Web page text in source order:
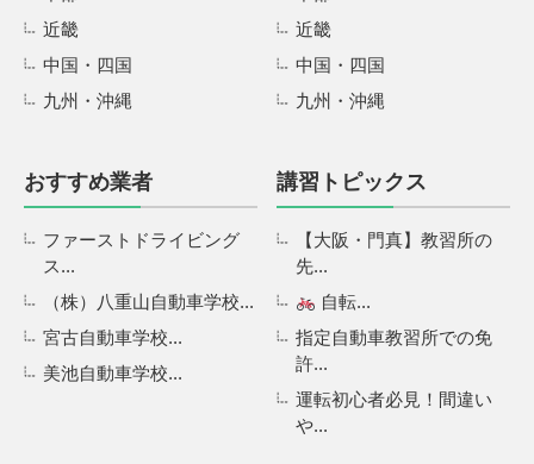
近畿
中国・四国
九州・沖縄
近畿
中国・四国
九州・沖縄
おすすめ業者
ファーストドライビング
ス...
（株）八重山自動車学校...
宮古自動車学校...
美池自動車学校...
講習トピックス
【大阪・門真】教習所の
先...
自転...
指定自動車教習所での免
許...
運転初心者必見！間違い
や...